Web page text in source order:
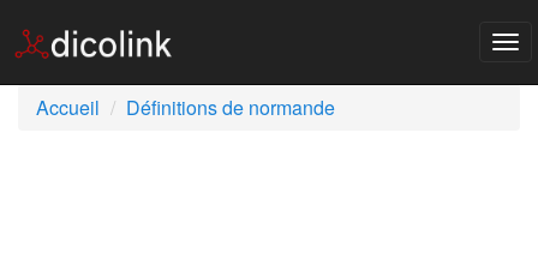
Accueil
Définitions de normande